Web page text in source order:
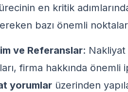
en kritik
bazı önemli
ve Referanslar:
firma hakkında önemli
yorumlar üzerinden